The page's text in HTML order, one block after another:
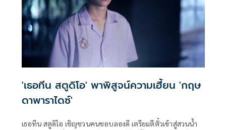
'เธอทีน สตูดิโอ' พาพิสูจน์ความเฮี้ยน 'กฤษ
ดาพาราไดซ์'
เธอทีน สตูดิโอ เชิญชวนคนชอบลองดี เตรียมตีตั๋วเข้าสู่สวนน้ำ